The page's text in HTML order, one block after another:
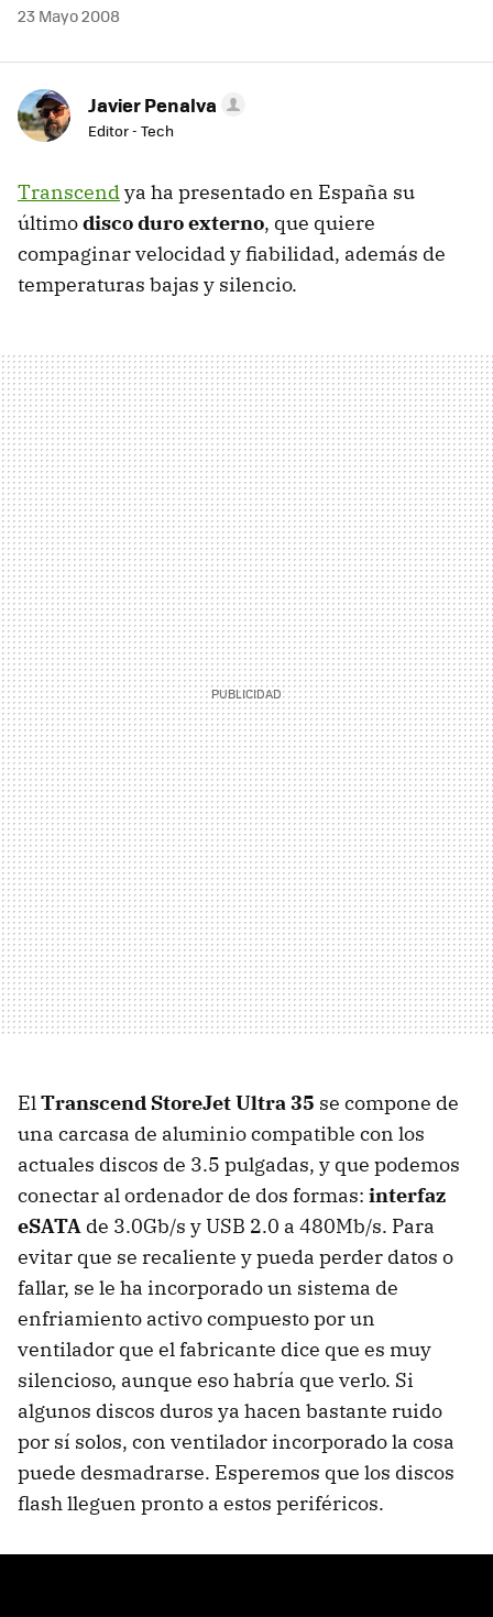
23 Mayo 2008
Javier Penalva
Editor - Tech
Transcendya ha presentado en España su
últimodisco duro externo, que quiere
compaginar velocidad y fiabilidad, además de
temperaturas bajas y silencio.
ElTranscend StoreJet Ultra 35 se compone de
una carcasa de aluminio compatible con los
actuales discos de 3.5 pulgadas, y que podemos
conectar al ordenador de dos formas: interfaz
eSATA de 3.0Gb/s y USB 2.0 a 480Mb/s. Para
evitar que se recaliente y pueda perder datos o
fallar, se le ha incorporado un sistema de
enfriamiento activo compuesto por un
ventilador que el fabricante dice que es muy
silencioso, aunque eso habría que verlo. Si
algunos discos duros ya hacen bastante ruido
por sí solos, con ventilador incorporado la cosa
puede desmadrarse. Esperemos que los discos
flash lleguen pronto a estos periféricos.